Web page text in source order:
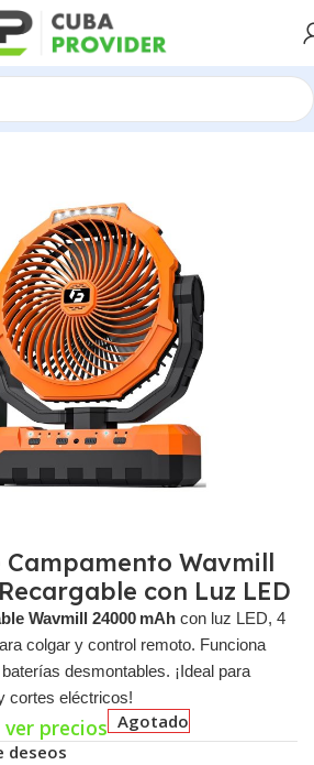
/Ventiladores
Wavmill
con Luz LED
Wavmill 24000 mAh con luz LED, 4
colgar y control remoto. Funciona
desmontables. ¡Ideal para
cortes eléctricos!
precios Agotado
deseos